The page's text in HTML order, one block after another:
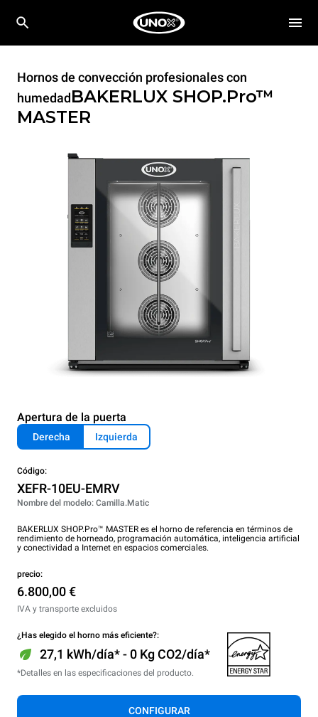
Hornos de convección profesionales con
humedadBAKERLUX SHOP.Pro™
MASTER
Apertura de la puerta
Derecha Izquierda
Código:
XEFR-10EU-EMRV
Nombre del modelo: Camilla.Matic
BAKERLUX SHOP.Pro™ MASTER es el horno de referencia en términos de
rendimiento de horneado, programación automática, inteligencia artificial
y conectividad a Internet en espacios comerciales.
precio:
6.800,00 €
IVA y transporte excluidos
¿Has elegido el horno más eficiente?:
27,1 kWh/día* - 0 Kg CO2/día*
*Detalles en las especificaciones del producto.
CONFIGURAR